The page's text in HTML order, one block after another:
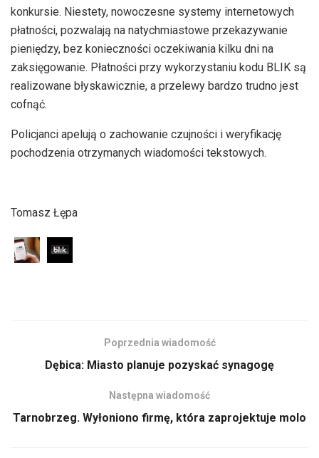
konkursie. Niestety, nowoczesne systemy internetowych
płatności, pozwalają na natychmiastowe przekazywanie
pieniędzy, bez konieczności oczekiwania kilku dni na
zaksięgowanie. Płatności przy wykorzystaniu kodu BLIK są
realizowane błyskawicznie, a przelewy bardzo trudno jest
cofnąć.
Policjanci apelują o zachowanie czujności i weryfikację
pochodzenia otrzymanych wiadomości tekstowych.
Tomasz Łępa
Poprzednia wiadomość
Dębica: Miasto planuje pozyskać synagogę
Następna wiadomość
Tarnobrzeg. Wyłoniono firmę, która zaprojektuje molo